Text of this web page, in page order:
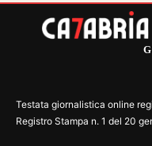
Testata giornalistica online
Registro Stampa n. 1 del 20